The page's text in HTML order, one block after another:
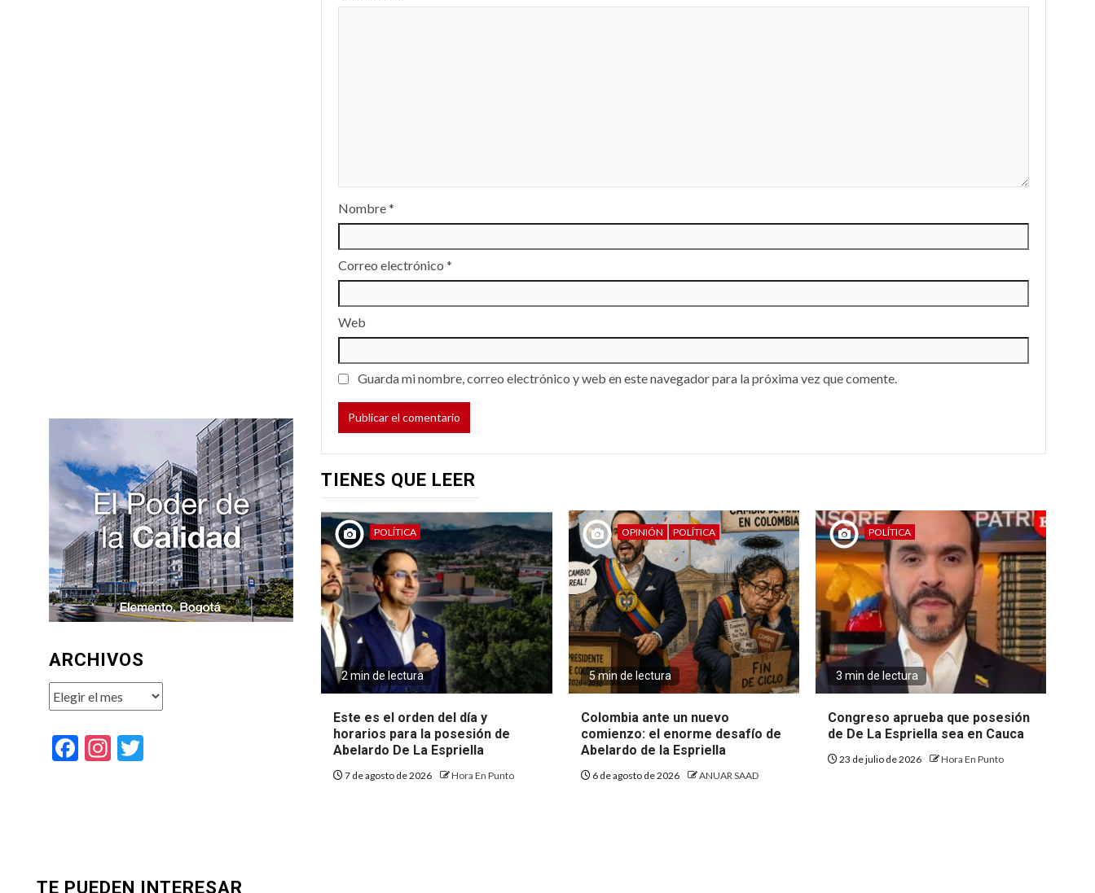
Nombre*
Correo electrónico*
Web
Guarda mi nombre, correo electrónico y web en este navegador para la próxima vez que comente.
TIENES QUE LEER
POLÍTICA
2 min de lectura
Este es el orden del día y
horarios para la posesión de
Abelardo De La Espriella
7 de agosto de 2026 Hora En Punto
OPINIÓN POLÍTICA
5 min de lectura
Colombia ante un nuevo
comienzo: el enorme desafío de
Abelardo de la Espriella
6 de agosto de 2026 ANUAR SAAD
POLÍTICA
3 min de lectura
Congreso aprueba que posesión
de De La Espriella sea en Cauca
23 de julio de 2026 Hora En Punto
ARCHIVOS
Archivos
Facebook
Instagram
TE PUEDEN INTERESAR